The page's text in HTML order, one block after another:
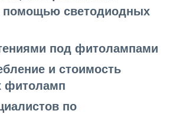
помощью светодиодных
под фитолампами
и стоимость
фитоламп
по